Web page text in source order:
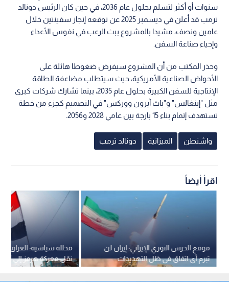
سنوات أو أكثر لتسلم بحلول عام 2036، في حين كان الرئيس دونالد
ترمب قد أعلن في ديسمبر 2025 عن توقعه إنجاز سفينتين خلال
عامين ونصف، مشيدا بالمشروع ببث الرعب في نفوس الأعداء
وإحياء صناعة السفن.
وحذر المكتب من أن المشروع سيفرض ضغوطا هائلة على
الأحواض الصناعية الأمريكية، حيث سيتطلب مضاعفة الطاقة
الإنتاجية للسفن الكبيرة بحلول عام 2035، بينما تشارك شركات كبرى
مثل "إينغالس" و"باث آيرون ووركس" في التصميم كجزء من خطة
تستهدف إتمام بناء 15 بارجة بين عامي 2028 و2056.
واشنطن الميزانية دونالد ترمب
اقرأ أيضاً
محللة سياسية: العراق
نقل معركة هرمز إلى
السلاح بدأ بوصفة
موقع الحرس الثوري الإيراني: إيران لن
تبرم أي اتفاق في ظل التهديدات
الأمريكية